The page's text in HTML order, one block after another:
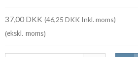
37,00 DKK (46,25 DKK Inkl. moms)
(ekskl. moms)